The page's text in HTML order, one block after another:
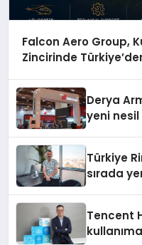
Falcon Aero Group,
Zincirinde
Derya
yeni
Türkiye
sırada
Tencent